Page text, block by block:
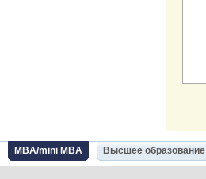
MBA/mini MBA Высшее образование